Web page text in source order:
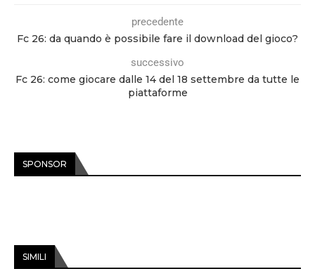
precedente
Fc 26: da quando è possibile fare il download del gioco?
successivo
Fc 26: come giocare dalle 14 del 18 settembre da tutte le
piattaforme
SPONSOR
SIMILI